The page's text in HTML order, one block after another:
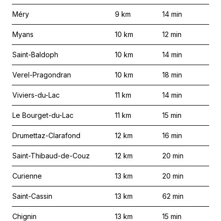
Méry 9 km 14 min
Myans 10 km 12 min
Saint-Baldoph 10 km 14 min
Verel-Pragondran 10 km 18 min
Viviers-du-Lac 11 km 14 min
Le Bourget-du-Lac 11 km 15 min
Drumettaz-Clarafond 12 km 16 min
Saint-Thibaud-de-Couz 12 km 20 min
Curienne 13 km 20 min
Saint-Cassin 13 km 62 min
Chignin 13 km 15 min